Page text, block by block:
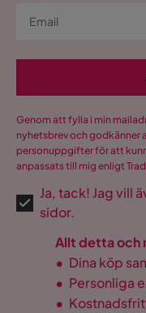
Genom att fylla i min
nyhetsbrev och godkänner
personuppgifter för att
anpassats till mig enligt
Ja, tack! Jag vill
sidor.
Allt detta och
• Dina köp
• Personliga
•